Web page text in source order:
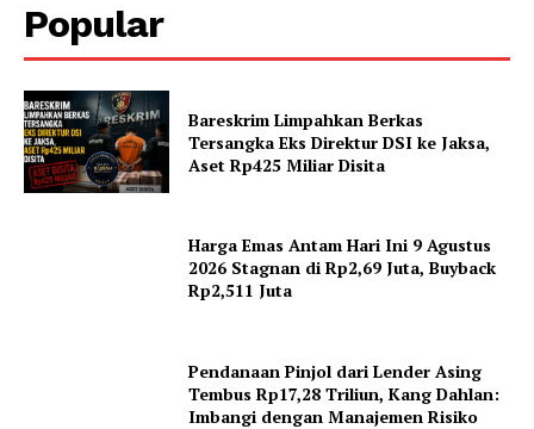
Company
About
Popular
Bareskrim Limpahkan Berkas
Tersangka Eks Direktur DSI ke Jaksa,
Aset Rp425 Miliar Disita
Harga Emas Antam Hari Ini 9 Agustus
2026 Stagnan di Rp2,69 Juta, Buyback
Rp2,511 Juta
Pendanaan Pinjol dari Lender Asing
Tembus Rp17,28 Triliun, Kang Dahlan:
Imbangi dengan Manajemen Risiko